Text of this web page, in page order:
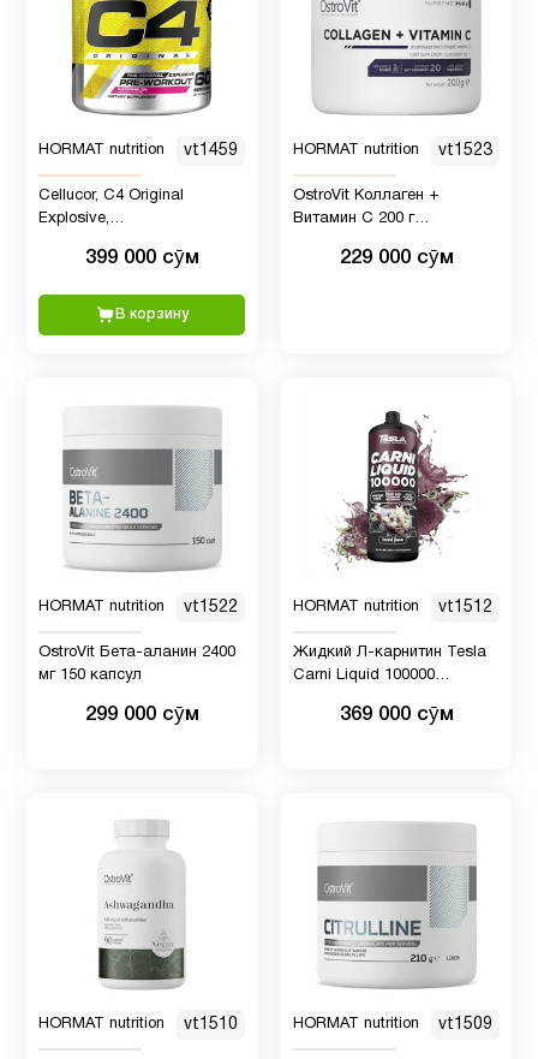
HORMAT nutrition vt1459
Cellucor, C4 Original
Explosive,
комплекс, 390 г
399 000 сӯм
В корзину
HORMAT nutrition vt1523
OstroVit Коллаген +
Витамин C 200 г
229 000 сӯм
HORMAT nutrition vt1522
OstroVit Бета-аланин 2400
мг 150 капсул
299 000 сӯм
HORMAT nutrition vt1512
Жидкий Л-карнитин Tesla
Carni Liquid 100000
вишня фруктовый микс
369 000 сӯм
HORMAT nutrition vt1510 HORMAT nutrition vt1509